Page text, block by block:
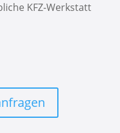
KFZ-Werkstatt